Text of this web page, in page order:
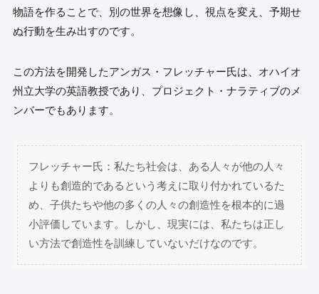
物語を作ることで、別の世界を想像し、視点を変え、予期せ
ぬ行動を生み出すのです。
この方法を開発したアンガス・フレッチャー氏は、オハイオ
州立大学の英語教授であり、プロジェクト・ナラティブのメ
ンバーでもあります。
フレッチャー氏：私たち社会は、ある人々が他の人々
よりも創造的であるという考えに取り付かれているた
め、子供たちや他の多くの人々の創造性を根本的に過
小評価しています。しかし、現実には、私たちは正し
い方法で創造性を訓練していないだけなのです。